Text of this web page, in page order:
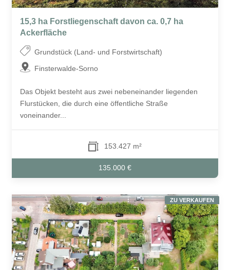
15,3 ha Forstliegenschaft davon ca. 0,7 ha
Ackerfläche
Grundstück (Land- und Forstwirtschaft)
Finsterwalde-Sorno
Das Objekt besteht aus zwei nebeneinander liegenden
Flurstücken, die durch eine öffentliche Straße
voneinander...
153.427 m²
135.000 €
ZU VERKAUFEN